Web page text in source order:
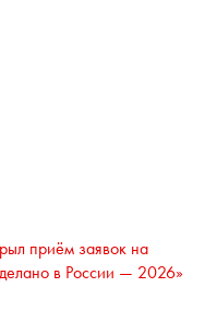
приём заявок на
в России — 2026»